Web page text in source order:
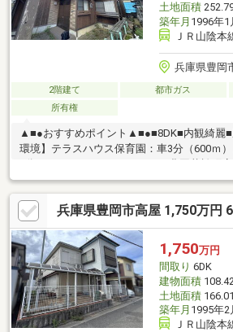
土地面積
築年月 1996年
ＪＲ山陰本
兵庫県豊岡
2階建て 都市ガス
所有権
▲■●おすすめポイント▲■●■8DK■内観綺麗■
環境】テラスハウス保育園：車3分（600ｍ）
2分（350ｍ）ファミリーマート豊岡若松町
岡郵便局：車4分（850ｍ）但馬信用金庫大
ｍ）現地案内随時受け付けております！是
さい。
兵庫県豊岡市高屋 1,750万円
1,750万円
間取り 6DK
建物面積
土地面積
築年月 1995年
ＪＲ山陰本